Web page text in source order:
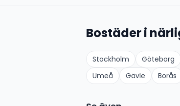
Bostäder i
Stockholm Göteborg
Umeå
Gävle Borås